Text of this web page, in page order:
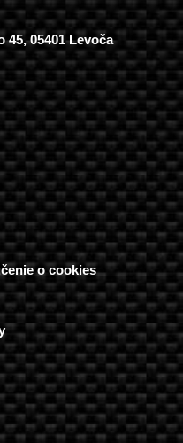
45, 05401 Levoča
o cookies